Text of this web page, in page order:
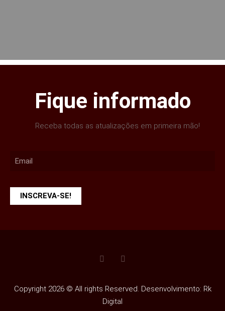
Fique informado
Receba todas as atualizações em primeira mão!
INSCREVA-SE!
Copyright 2026 © All rights Reserved. Desenvolvimento: Rk
Digital